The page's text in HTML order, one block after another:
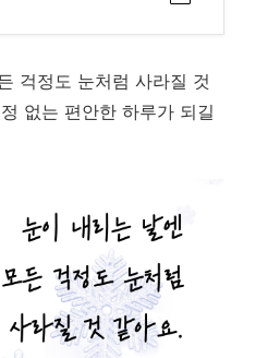
걱정도 눈처럼 사라질 것
없는 편안한 하루가 되길